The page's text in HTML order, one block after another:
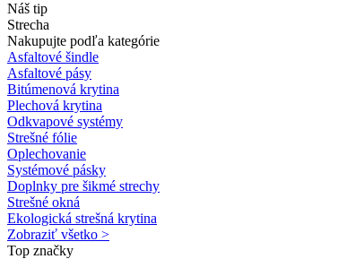
Náš tip
Strecha
Nakupujte podľa kategórie
Asfaltové šindle
Asfaltové pásy
Bitúmenová krytina
Plechová krytina
Odkvapové systémy
Strešné fólie
Oplechovanie
Systémové pásky
Doplnky pre šikmé strechy
Strešné okná
Ekologická strešná krytina
Zobraziť všetko >
Top značky